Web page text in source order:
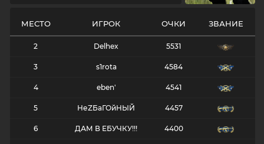
МЕСТО ИГРОК ОЧКИ ЗВАНИЕ
2 Delhex 5531
3 s1rota 4584
4 eben' 4541
5 НеZБаГОйНЫЙ 4457
6 ДАМ В ЕБУЧКУ!!! 4400